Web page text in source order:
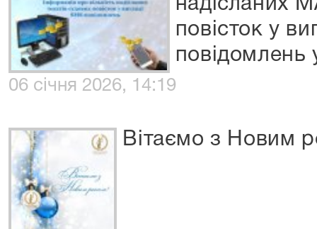
надісланих
повісток у
повідомлень
06 січня 2026, 14:19
Вітаємо з Новим